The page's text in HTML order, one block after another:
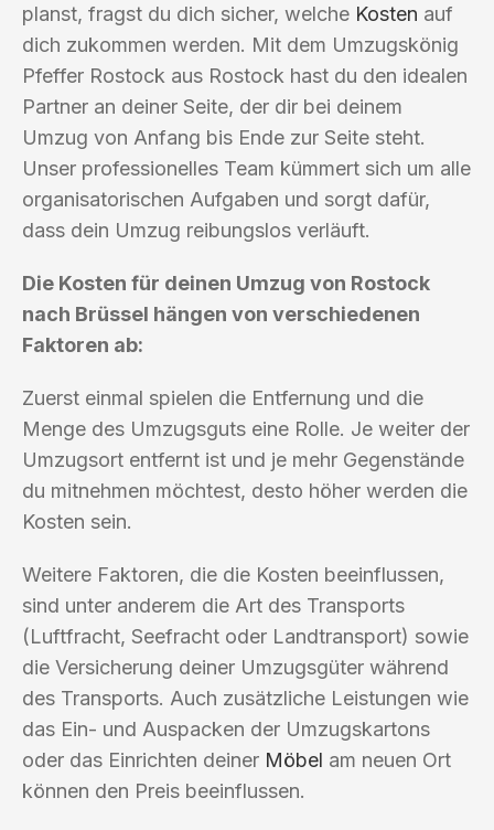
planst, fragst du dich sicher, welche Kosten auf
dich zukommen werden. Mit dem Umzugskönig
Pfeffer Rostock aus Rostock hast du den idealen
Partner an deiner Seite, der dir bei deinem
Umzug von Anfang bis Ende zur Seite steht.
Unser professionelles Team kümmert sich um alle
organisatorischen Aufgaben und sorgt dafür,
dass dein Umzug reibungslos verläuft.
Die Kosten für deinen Umzug von Rostock
nach Brüssel hängen von verschiedenen
Faktoren ab:
Zuerst einmal spielen die Entfernung und die
Menge des Umzugsguts eine Rolle. Je weiter der
Umzugsort entfernt ist und je mehr Gegenstände
du mitnehmen möchtest, desto höher werden die
Kosten sein.
Weitere Faktoren, die die Kosten beeinflussen,
sind unter anderem die Art des Transports
(Luftfracht, Seefracht oder Landtransport) sowie
die Versicherung deiner Umzugsgüter während
des Transports. Auch zusätzliche Leistungen wie
das Ein- und Auspacken der Umzugskartons
oder das Einrichten deiner Möbel am neuen Ort
können den Preis beeinflussen.